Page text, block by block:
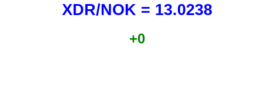
XDR/NOK = 13.0238
+0